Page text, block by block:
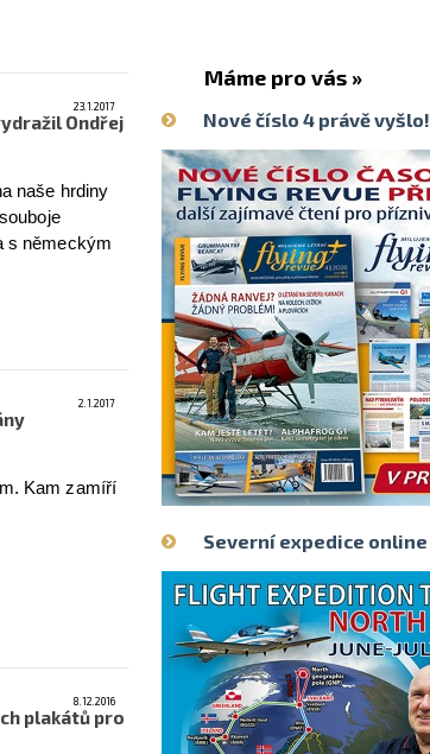
23.1.2017
Ondřej
naše hrdiny
s německým
2.1.2017
Kam zamíří
8.12.2016
plakátů pro
Máme pro vás »
Nové číslo 4 právě vyšlo!
Severní expedice online